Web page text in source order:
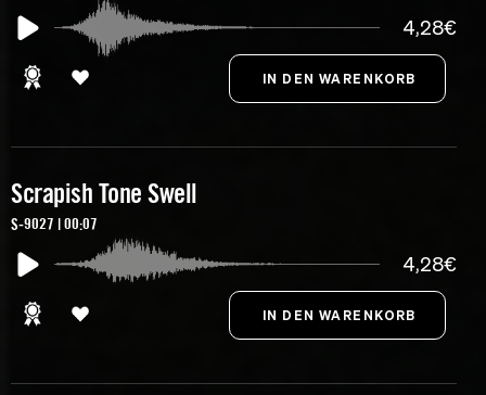
4,28€
Scrapish Tone Swell
S-9027 | 00:07
4,28€